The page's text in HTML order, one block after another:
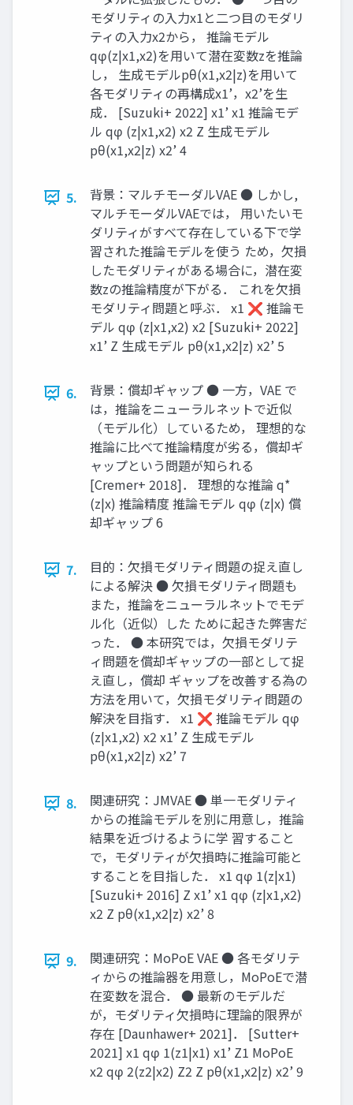
モダリティの入力x1と二つ目のモダリ
ティの入力x2から， 推論モデル
qφ(z|x1,x2)を用いて潜在変数zを推論
し， 生成モデルpθ(x1,x2|z)を用いて
各モダリティの再構成x1’，x2’を生
成． [Suzuki+ 2022] x1’ x1 推論モデ
ル qφ (z|x1,x2) x2 Z 生成モデル
pθ(x1,x2|z) x2’ 4
5.
背景：マルチモーダルVAE ● しかし,
マルチモーダルVAEでは， 用いたいモ
ダリティがすべて存在している下で学
習された推論モデルを使う ため，欠損
したモダリティがある場合に，潜在変
数zの推論精度が下がる． これを欠損
モダリティ問題と呼ぶ． x1 ❌ 推論モ
デル qφ (z|x1,x2) x2 [Suzuki+ 2022]
x1’ Z 生成モデル pθ(x1,x2|z) x2’ 5
6.
背景：償却ギャップ ● 一方，VAE で
は，推論をニューラルネットで近似
（モデル化）しているため， 理想的な
推論に比べて推論精度が劣る，償却ギ
ャップという問題が知られる
[Cremer+ 2018]． 理想的な推論 q*
(z|x) 推論精度 推論モデル qφ (z|x) 償
却ギャップ 6
7.
目的：欠損モダリティ問題の捉え直し
による解決 ● 欠損モダリティ問題も
また，推論をニューラルネットでモデ
ル化（近似）した ために起きた弊害だ
った． ● 本研究では，欠損モダリテ
ィ問題を償却ギャップの一部として捉
え直し，償却 ギャップを改善する為の
方法を用いて，欠損モダリティ問題の
解決を目指す． x1 ❌ 推論モデル qφ
(z|x1,x2) x2 x1’ Z 生成モデル
pθ(x1,x2|z) x2’ 7
8.
関連研究：JMVAE ● 単一モダリティ
からの推論モデルを別に⽤意し，推論
結果を近づけるように学 習すること
で，モダリティが欠損時に推論可能と
することを目指した． x1 qφ 1(z|x1)
[Suzuki+ 2016] Z x1’ x1 qφ (z|x1,x2)
x2 Z pθ(x1,x2|z) x2’ 8
9.
関連研究：MoPoE VAE ● 各モダリテ
ィからの推論器を用意し，MoPoEで潜
在変数を混合． ● 最新のモデルだ
が，モダリティ欠損時に理論的限界が
存在 [Daunhawer+ 2021]． [Sutter+
2021] x1 qφ 1(z1|x1) x1’ Z1 MoPoE
x2 qφ 2(z2|x2) Z2 Z pθ(x1,x2|z) x2’ 9